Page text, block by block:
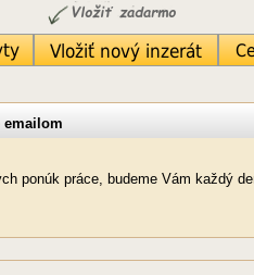
emailom
ponúk práce, budeme Vám každý